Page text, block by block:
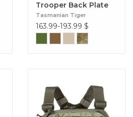
Trooper Back Plate
Tasmanian Tiger
163.99-193.99 $